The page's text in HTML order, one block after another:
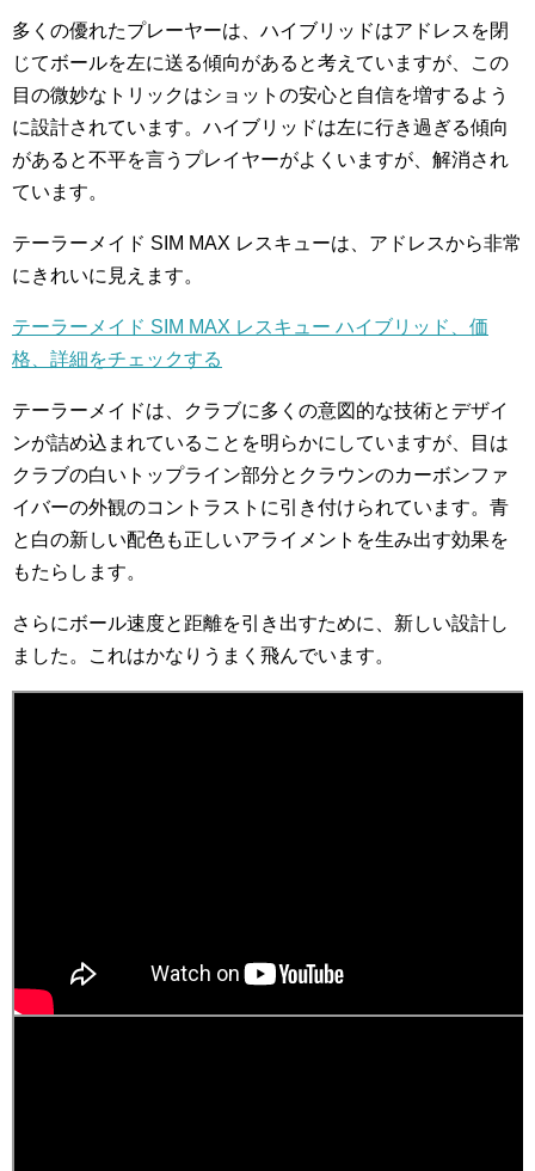
多くの優れたプレーヤーは、ハイブリッドはアドレスを閉
じてボールを左に送る傾向があると考えていますが、この
目の微妙なトリックはショットの安心と自信を増するよう
に設計されています。ハイブリッドは左に行き過ぎる傾向
があると不平を言うプレイヤーがよくいますが、解消され
ています。
テーラーメイド SIM MAX レスキューは、アドレスから非常
にきれいに見えます。
テーラーメイド SIM MAX レスキュー ハイブリッド、価
格、詳細をチェックする
テーラーメイドは、クラブに多くの意図的な技術とデザイ
ンが詰め込まれていることを明らかにしていますが、目は
クラブの白いトップライン部分とクラウンのカーボンファ
イバーの外観のコントラストに引き付けられています。青
と白の新しい配色も正しいアライメントを生み出す効果を
もたらします。
さらにボール速度と距離を引き出すために、新しい設計し
ました。これはかなりうまく飛んでいます。